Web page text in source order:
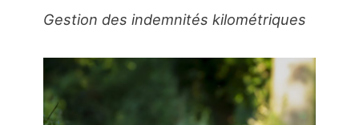
Gestion des indemnités kilométriques